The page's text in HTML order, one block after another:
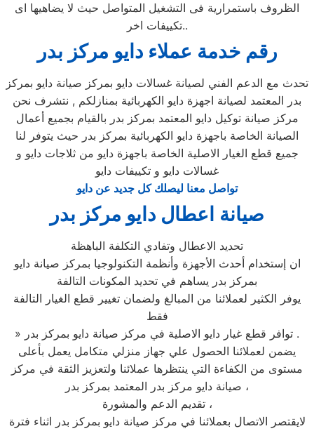
الظروف باستمرارية فى التشغيل المتواصل حيث لا يضاهيها اى
تكييفات اخر..
رقم خدمة عملاء دايو مركز بدر
تحدث مع الدعم الفني لصيانة غسالات دايو بمركز صيانة دايو بمركز
بدر المعتمد لصيانة اجهزة دايو الكهربائية بمنازلكم , نتشرف نحن
مركز صيانة توكيل دايو المعتمد بمركز بدر بالقيام بجميع أعمال
الصيانة الخاصة باجهزة دايو الكهربائية بمركز بدر حيث يتوفر لنا
جميع قطع الغيار الاصلية الخاصة باجهزة دايو من ثلاجات دايو و
غسالات دايو و تكييفات دايو
تواصل معنا ليصلك كل جديد عن دايو
صيانة اعطال دايو مركز بدر
تحديد الاعطال وتفادي التكلفة الباهظة
ان إستخدام أحدث الأجهزة وأنظمة التكنولوجيا بمركز صيانة دايو
بمركز بدر يساهم في تحديد المكونات التالفة
يوفر الكثير لعملائنا من المبالغ ولضمان تغيير قطع الغيار التالفة
فقط
» توافر قطع غيار دايو الاصلية في مركز صيانة دايو بمركز بدر .
يضمن لعملائنا الحصول علي جهاز منزلي متكامل يعمل بأعلى
مستوى من الكفاءة التي ينتظرها عملائنا ولتعزيز الثقة في مركز
صيانة دايو مركز بدر المعتمد بمركز بدر ،
تقديم الدعم والمشورة ،
لايقتصر الاتصال بعملائنا في مركز صيانة دايو بمركز بدر اثناء فترة